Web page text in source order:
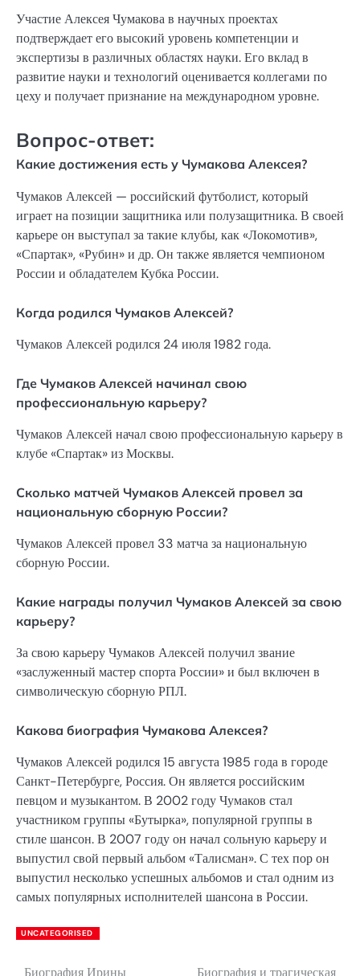
Участие Алексея Чумакова в научных проектах
подтверждает его высокий уровень компетенции и
экспертизы в различных областях науки. Его вклад в
развитие науки и технологий оценивается коллегами по
цеху и получает признание на международном уровне.
Вопрос-ответ:
Какие достижения есть у Чумакова Алексея?
Чумаков Алексей — российский футболист, который
играет на позиции защитника или полузащитника. В своей
карьере он выступал за такие клубы, как «Локомотив»,
«Спартак», «Рубин» и др. Он также является чемпионом
России и обладателем Кубка России.
Когда родился Чумаков Алексей?
Чумаков Алексей родился 24 июля 1982 года.
Где Чумаков Алексей начинал свою
профессиональную карьеру?
Чумаков Алексей начал свою профессиональную карьеру в
клубе «Спартак» из Москвы.
Сколько матчей Чумаков Алексей провел за
национальную сборную России?
Чумаков Алексей провел 33 матча за национальную
сборную России.
Какие награды получил Чумаков Алексей за свою
карьеру?
За свою карьеру Чумаков Алексей получил звание
«заслуженный мастер спорта России» и был включен в
символическую сборную РПЛ.
Какова биография Чумакова Алексея?
Чумаков Алексей родился 15 августа 1985 года в городе
Санкт-Петербурге, Россия. Он является российским
певцом и музыкантом. В 2002 году Чумаков стал
участником группы «Бутырка», популярной группы в
стиле шансон. В 2007 году он начал сольную карьеру и
выпустил свой первый альбом «Талисман». С тех пор он
выпустил несколько успешных альбомов и стал одним из
самых популярных исполнителей шансона в России.
UNCATEGORISED
Биография Ирины
Биография и трагическая